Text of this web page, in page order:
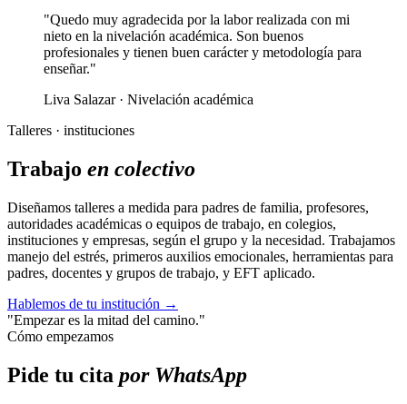
"Quedo muy agradecida por la labor realizada con mi
nieto en la nivelación académica. Son buenos
profesionales y tienen buen carácter y metodología para
enseñar."
Liva Salazar · Nivelación académica
Talleres · instituciones
Trabajo en colectivo
Diseñamos talleres a medida para padres de familia, profesores,
autoridades académicas o equipos de trabajo, en colegios,
instituciones y empresas, según el grupo y la necesidad. Trabajamos
manejo del estrés, primeros auxilios emocionales, herramientas para
padres, docentes y grupos de trabajo, y EFT aplicado.
Hablemos de tu institución →
"Empezar es la mitad del camino."
Cómo empezamos
Pide tu cita por WhatsApp